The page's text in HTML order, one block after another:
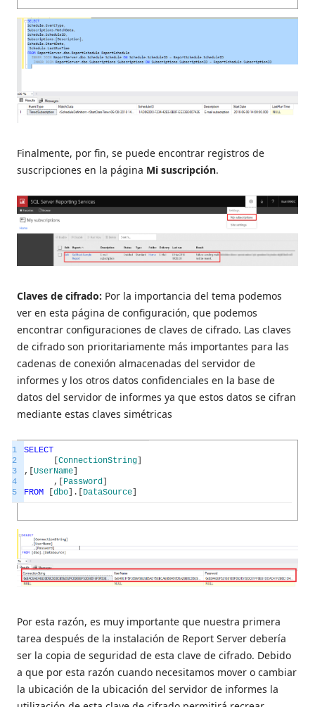
Finalmente, por fin, se puede encontrar registros de
suscripciones en la página Mi suscripción.
Claves de cifrado: Por la importancia del tema podemos
ver en esta página de configuración, que podemos
encontrar configuraciones de claves de cifrado. Las claves
de cifrado son prioritariamente más importantes para las
cadenas de conexión almacenadas del servidor de
informes y los otros datos confidenciales en la base de
datos del servidor de informes ya que estos datos se cifran
mediante estas claves simétricas
1
2
3
4
5
SELECT
[ConnectionString]
, [UserName]
, [Password]
FROM
[dbo] . [DataSource]
Por esta razón, es muy importante que nuestra primera
tarea después de la instalación de Report Server debería
ser la copia de seguridad de esta clave de cifrado. Debido
a que por esta razón cuando necesitamos mover o cambiar
la ubicación de la ubicación del servidor de informes la